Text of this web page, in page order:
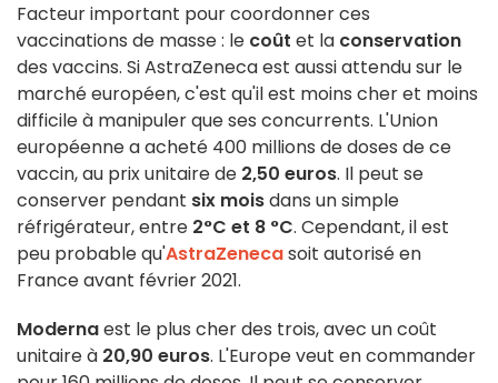
Facteur important pour coordonner ces
vaccinations de masse : le coût et la conservation
des vaccins. Si AstraZeneca est aussi attendu sur le
marché européen, c'est qu'il est moins cher et moins
difficile à manipuler que ses concurrents. L'Union
européenne a acheté 400 millions de doses de ce
vaccin, au prix unitaire de 2,50 euros. Il peut se
conserver pendant six moisdans un simple
réfrigérateur, entre 2°C et 8 °C. Cependant, il est
peu probable qu'AstraZenecasoit autorisé en
France avant février 2021.
Modernaest le plus cher des trois, avec un coût
unitaire à 20,90 euros. L'Europe veut en commander